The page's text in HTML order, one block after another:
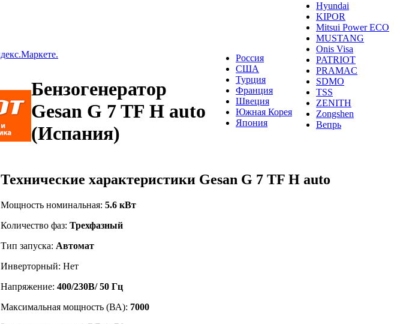
Hyundai
KIPOR
Mitsui Power ECO
MUSTANG
Onis Visa
PATRIOT
PRAMAC
SDMO
TSS
ZENITH
Zongshen
Вепрь
Россия
США
Турция
Франция
Швеция
Южная Корея
Япония
Бензогенератор
Gesan G 7 TF H auto
(Испания)
Технические характеристики Gesan G 7 TF H auto
Мощность номинальная: 5.6 кВт
Количество фаз: Трехфазный
Тип запуска: Автомат
Инверторный: Нет
Напряжение: 400/230В/ 50 Гц
Максимальная мощность (ВА): 7000